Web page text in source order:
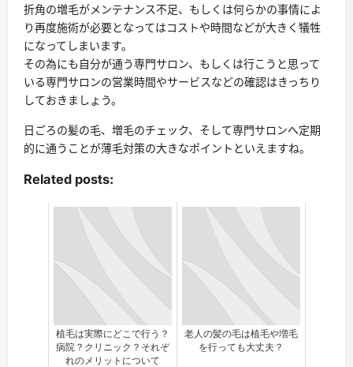
折角の増毛がメンテナンス不足、もしくは何らかの事情によ
り再度施術が必要となってはコストや時間などが大きく犠牲
になってしまいます。
その為にも自分が通う専門サロン、もしくは行こうと思って
いる専門サロンの営業時間やサービスなどの確認はきっちり
しておきましょう。
日ごろの髪の毛、増毛のチェック、そして専門サロンへ定期
的に通うことが薄毛対策の大きなポイントといえますね。
Related posts:
植毛は実際にどこで行う？
病院？クリニック？それぞ
れのメリットについて
老人の髪の毛は植毛や増毛
を行っても大丈夫？